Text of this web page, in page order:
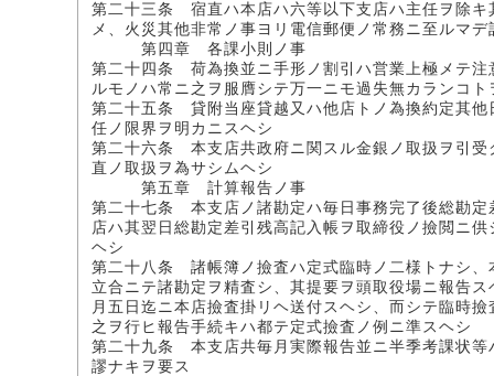
第二十三条 宿直ハ本店ハ六等以下支店ハ主任ヲ除キ
メ、火災其他非常ノ事ヨリ電信郵便ノ常務ニ至ルマ
第四章 各課小則ノ事
第二十四条 荷為換並ニ手形ノ割引ハ営業上極メテ注
ルモノハ常ニ之ヲ服膺シテ万一ニモ過失無カランコト
第二十五条 貸附当座貸越又ハ他店トノ為換約定其他
任ノ限界ヲ明カニスヘシ
第二十六条 本支店共政府ニ関スル金銀ノ取扱ヲ引受
直ノ取扱ヲ為サシムヘシ
第五章 計算報告ノ事
第二十七条 本支店ノ諸勘定ハ毎日事務完了後総勘定
店ハ其翌日総勘定差引残高記入帳ヲ取締役ノ撿閲ニ
ヘシ
第二十八条 諸帳簿ノ撿査ハ定式臨時ノ二様トナシ、
立合ニテ諸勘定ヲ精査シ、其提要ヲ頭取役場ニ報告
月五日迄ニ本店撿査掛リヘ送付スヘシ、而シテ臨時
之ヲ行ヒ報告手続キハ都テ定式撿査ノ例ニ準スヘシ
第二十九条 本支店共毎月実際報告並ニ半季考課状等
謬ナキヲ要ス